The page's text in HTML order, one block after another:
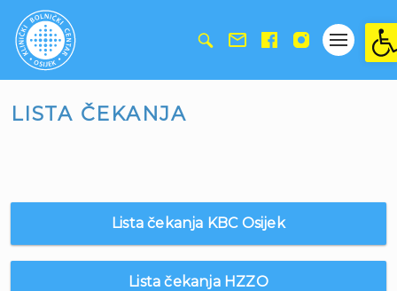
LISTA ČEKANJA
Lista čekanja KBC Osijek
Lista čekanja HZZO